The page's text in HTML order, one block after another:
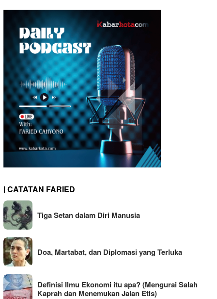
| CATATAN FARIED
Tiga Setan dalam Diri Manusia
Doa, Martabat, dan Diplomasi yang Terluka
Definisi Ilmu Ekonomi itu apa? (Mengurai Salah
Kaprah dan Menemukan Jalan Etis)